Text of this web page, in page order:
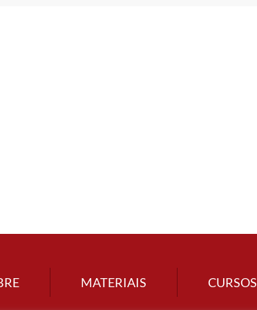
MATERIAIS CURSOS